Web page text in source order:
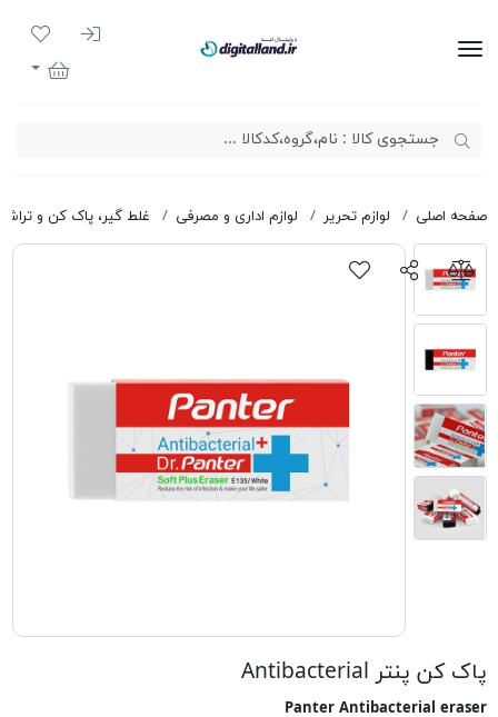
ورود به
لیست
سبد خرید
صفحه اصلی لوازم تحریر لوازم اداری و مصرفی غلط گیر، پاک کن و تراش
پاک كن پنتر Antibacterial
Panter Antibacterial eraser